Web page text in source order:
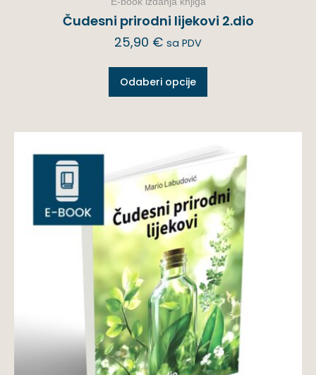
Čudesni prirodni lijekovi 2.dio
25,90 € sa PDV
Odaberi opcije